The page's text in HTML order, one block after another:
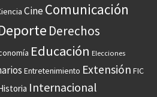
CineComunicación
Derechos
Educación Elecciones
Entretenimiento Extensión FIC
Internacional